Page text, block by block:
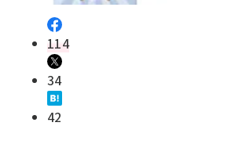
114
34
42